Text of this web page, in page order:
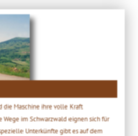
die Maschine ihre volle Kraft
Wege im Schwarzwald eignen sich für
Unterkünfte gibt es auf dem